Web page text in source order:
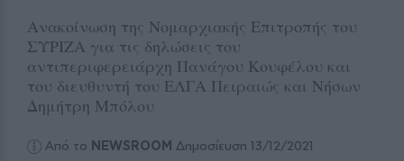
Ανακοίνωση της Νομαρχιακής Επιτροπής του
ΣΥΡΙΖΑ για τις δηλώσεις του
αντιπεριφερειάρχη Πανάγου Κουφέλου και
του διευθυντή του ΕΛΓΑ Πειραιώς και Νήσων
Δημήτρη Μπόλου
Από το NEWSROOM Δημοσίευση 13/12/2021